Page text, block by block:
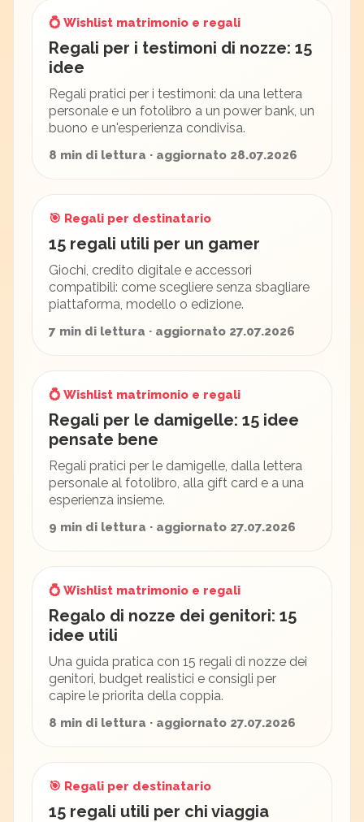
💍 Wishlist matrimonio e regali
Regali per i testimoni di nozze: 15
idee
Regali pratici per i testimoni: da una lettera
personale e un fotolibro a un power bank, un
buono e un'esperienza condivisa.
8 min di lettura · aggiornato 28.07.2026
🎯 Regali per destinatario
15 regali utili per un gamer
Giochi, credito digitale e accessori
compatibili: come scegliere senza sbagliare
piattaforma, modello o edizione.
7 min di lettura · aggiornato 27.07.2026
💍 Wishlist matrimonio e regali
Regali per le damigelle: 15 idee
pensate bene
Regali pratici per le damigelle, dalla lettera
personale al fotolibro, alla gift card e a una
esperienza insieme.
9 min di lettura · aggiornato 27.07.2026
💍 Wishlist matrimonio e regali
Regalo di nozze dei genitori: 15
idee utili
Una guida pratica con 15 regali di nozze dei
genitori, budget realistici e consigli per
capire le priorita della coppia.
8 min di lettura · aggiornato 27.07.2026
🎯 Regali per destinatario
15 regali utili per chi viaggia